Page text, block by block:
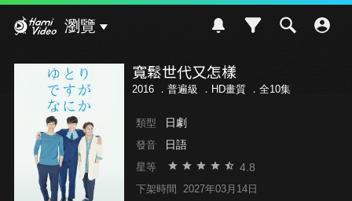
瀏覽
寬鬆世代又怎樣
2016 ． 普遍級 ．HD畫質 ．全10集
類型 日劇
發音 日語
星等 4.8
下架時間 2027年03月14日